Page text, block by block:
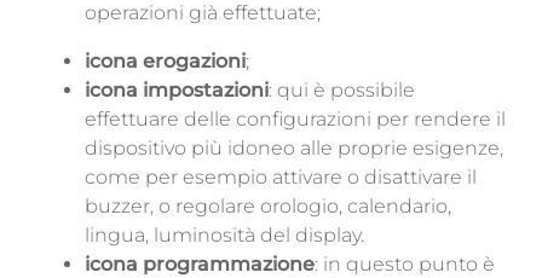
operazioni già effettuate;
icona erogazioni;
icona impostazioni: qui è possibile
effettuare delle configurazioni per rendere il
dispositivo più idoneo alle proprie esigenze,
come per esempio attivare o disattivare il
buzzer, o regolare orologio, calendario,
lingua, luminosità del display.
icona programmazione: in questo punto è